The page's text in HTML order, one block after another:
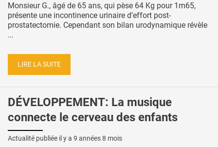
Monsieur G., âgé de 65 ans, qui pèse 64 Kg pour 1m65,
présente une incontinence urinaire d’effort post-
prostatectomie. Cependant son bilan urodynamique révèle
...
LIRE LA SUITE
DÉVELOPPEMENT: La musique
connecte le cerveau des enfants
Actualité publiée il y a 9 années 8 mois